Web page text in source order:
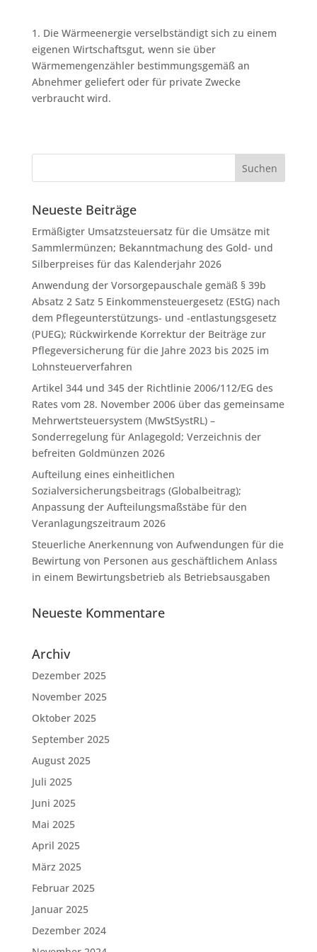
1. Die Wärmeenergie verselbständigt sich zu einem
eigenen Wirtschaftsgut, wenn sie über
Wärmemengenzähler bestimmungsgemäß an
Abnehmer geliefert oder für private Zwecke
verbraucht wird.
Neueste Beiträge
Ermäßigter Umsatzsteuersatz für die Umsätze mit
Sammlermünzen; Bekanntmachung des Gold- und
Silberpreises für das Kalenderjahr 2026
Anwendung der Vorsorgepauschale gemäß § 39b
Absatz 2 Satz 5 Einkommensteuergesetz (EStG) nach
dem Pflegeunterstützungs- und -entlastungsgesetz
(PUEG); Rückwirkende Korrektur der Beiträge zur
Pflegeversicherung für die Jahre 2023 bis 2025 im
Lohnsteuerverfahren
Artikel 344 und 345 der Richtlinie 2006/112/EG des
Rates vom 28. November 2006 über das gemeinsame
Mehrwertsteuersystem (MwStSystRL) –
Sonderregelung für Anlagegold; Verzeichnis der
befreiten Goldmünzen 2026
Aufteilung eines einheitlichen
Sozialversicherungsbeitrags (Globalbeitrag);
Anpassung der Aufteilungsmaßstäbe für den
Veranlagungszeitraum 2026
Steuerliche Anerkennung von Aufwendungen für die
Bewirtung von Personen aus geschäftlichem Anlass
in einem Bewirtungsbetrieb als Betriebsausgaben
Neueste Kommentare
Archiv
Dezember 2025
November 2025
Oktober 2025
September 2025
August 2025
Juli 2025
Juni 2025
Mai 2025
April 2025
März 2025
Februar 2025
Januar 2025
Dezember 2024